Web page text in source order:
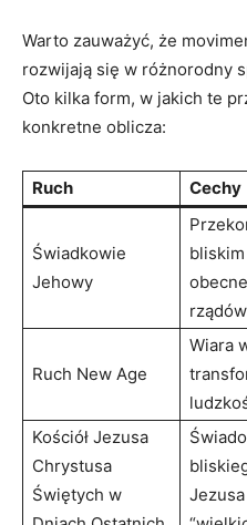
Warto zauważyć, że
rozwijają się w różnorodny
Oto kilka form, w‌ jakich te
konkretne oblicza:
Ruch Cechy
Świadkowie
Jehowy
‌rządów
Ruch New Age
Wiara
Kościół ⁤Jezusa ​
Chrystusa
Świętych w